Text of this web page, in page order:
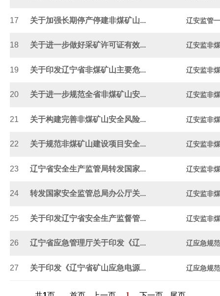
17 关于加强长期停产停建非煤矿山... 辽安监管
18 关于进一步做好采矿许可证有效... 辽安监非
19 关于印发辽宁省非煤矿山主要危... 辽安监非
20 关于进一步规范全省非煤矿山安... 辽安监非
21 关于构建完善非煤矿山安全风险... 辽安监非
22 关于规范非煤矿山建设项目安全... 辽安监非
23 辽宁省安全生产监管局转发国家... 辽安监非
24 转发国家安全监管总局办公厅关... 辽安监非
25 关于印发辽宁省安全生产监督管... 辽安监非
26 辽宁省应急管理厅关于印发《辽... 辽应急规
27 关于印发《辽宁省矿山应急电源... 辽应急规